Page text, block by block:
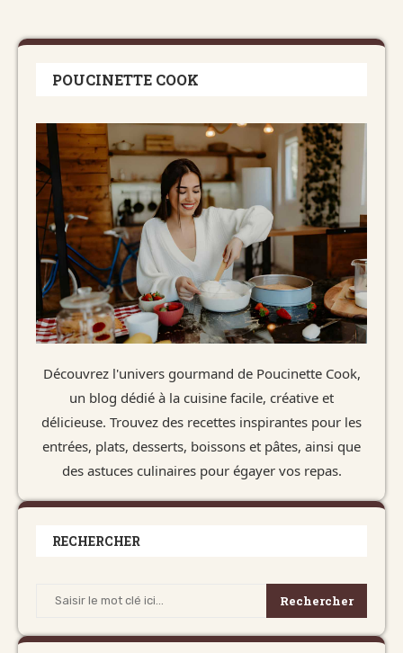
POUCINETTE COOK
Découvrez l'univers gourmand de Poucinette Cook,
un blog dédié à la cuisine facile, créative et
délicieuse. Trouvez des recettes inspirantes pour les
entrées, plats, desserts, boissons et pâtes, ainsi que
des astuces culinaires pour égayer vos repas.
RECHERCHER
Rechercher